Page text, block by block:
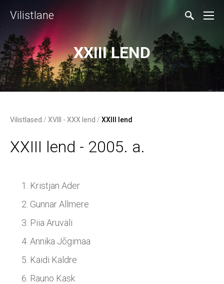
Vilistlane
XXIII LEND
Vilistlased / XVIII - XXX lend / XXIII lend
XXIII lend - 2005. a.
Kristjan Ader
Gunnar Allmere
Piia Aruväli
Annika Jõgimaa
Kaidi Kaldre
Rauno Kask